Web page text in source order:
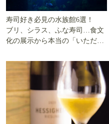
寿司好き必見の水族館6選！
ブリ、シラス、ふな寿司…食文
化の展示から本当の「いただき